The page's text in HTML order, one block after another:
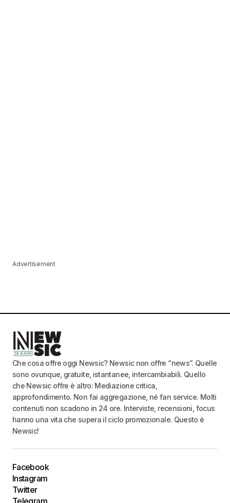
Advertisement
Che cosa offre oggi Newsic? Newsic non offre “news”. Quelle
sono ovunque, gratuite, istantanee, intercambiabili. Quello
che Newsic offre è altro: Mediazione critica,
approfondimento. Non fai aggregazione, né fan service. Molti
contenuti non scadono in 24 ore. Interviste, recensioni, focus
hanno una vita che supera il ciclo promozionale. Questo è
Newsic!
Facebook
Instagram
Twitter